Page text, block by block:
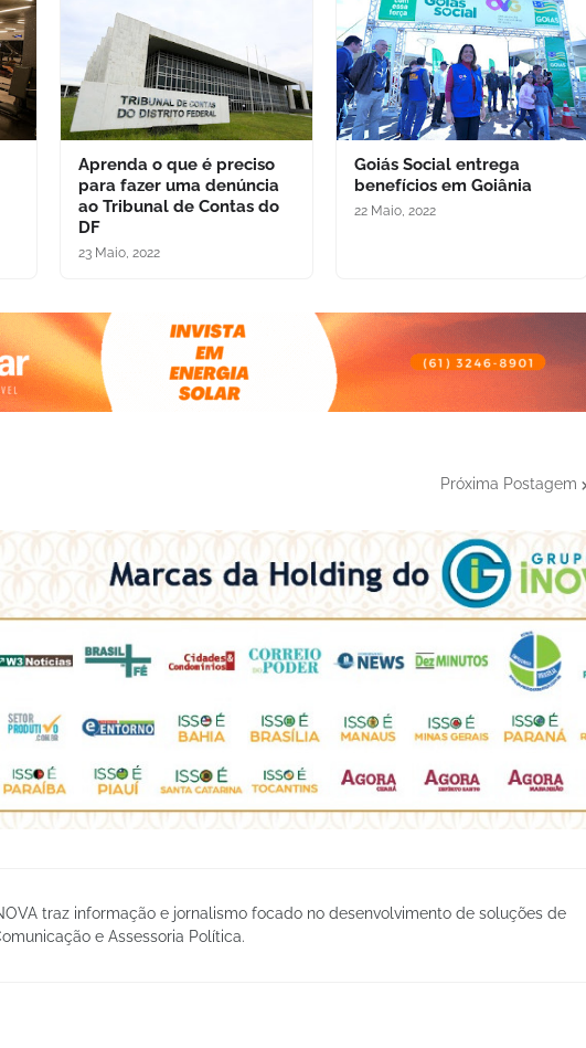
Aprenda o que é preciso
para fazer uma denúncia
ao Tribunal de Contas do
DF
23 Maio, 2022
Goiás Social entrega
benefícios em Goiânia
22 Maio, 2022
Próxima Postagem
traz informação e jornalismo focado no desenvolvimento de soluções de
e Assessoria Política.